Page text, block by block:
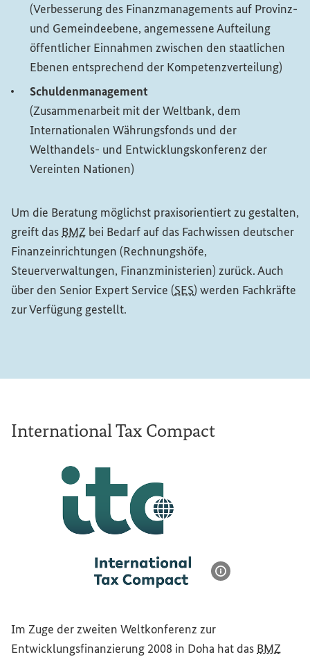
(Verbesserung des Finanzmanagements auf Provinz-
und Gemeindeebene, angemessene Aufteilung
öffentlicher Einnahmen zwischen den staatlichen
Ebenen entsprechend der Kompetenzverteilung)
Schuldenmanagement
(Zusammenarbeit mit der Weltbank, dem
Internationalen Währungsfonds und der
Welthandels- und Entwicklungskonferenz der
Vereinten Nationen)
Um die Beratung möglichst praxisorientiert zu gestalten,
greift das BMZ bei Bedarf auf das Fachwissen deutscher
Finanzeinrichtungen (Rechnungshöfe,
Steuerverwaltungen, Finanzministerien) zurück. Auch
über den Senior Expert Service (SES) werden Fachkräfte
zur Verfügung gestellt.
International Tax Compact
Im Zuge der zweiten Weltkonferenz zur
Entwicklungsfinanzierung 2008 in Doha hat das BMZ